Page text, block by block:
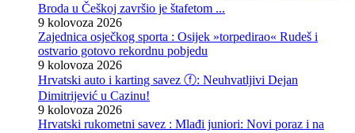
Broda u Češkoj završio je štafetom ...
9 kolovoza 2026
Zajednica osječkog sporta : Osijek »torpedirao« Rudeš i
ostvario gotovo rekordnu pobjedu
9 kolovoza 2026
Hrvatski auto i karting savez ⓕ: Neuhvatljivi Dejan
Dimitrijević u Cazinu!
9 kolovoza 2026
Hrvatski rukometni savez : Mlađi juniori: Novi poraz i na